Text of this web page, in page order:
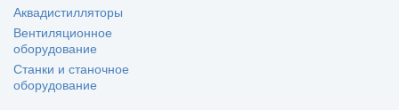
Аквадистилляторы
Вентиляционное
оборудование
Станки и станочное
оборудование